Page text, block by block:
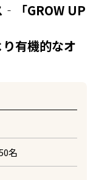
‐「GROW UP
有機的なオ
名